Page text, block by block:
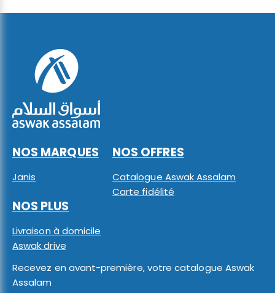
NOS MARQUES
Janis
NOS OFFRES
Catalogue Aswak Assalam
Carte fidélité
NOS PLUS
Livraison à domicile
Aswak drive
Recevez en avant-première, votre catalogue Aswak
Assalam